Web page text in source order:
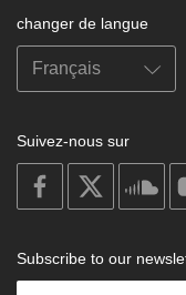
changer de langue
Suivez-nous sur
on
facebook
Subscribe to our